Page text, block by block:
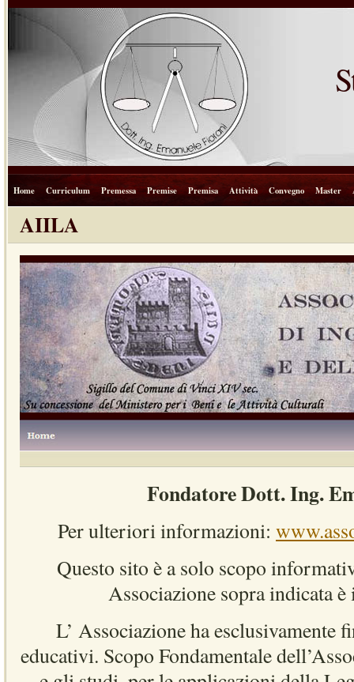
Home Curriculum Premessa Premise Premisa Attività Convegno Master
AIILA
Fondatore Dott. Ing.
Per ulteriori informazioni:
Questo sito è a solo scopo
Associazione sopra indicata
L’ Associazione ha
educativi. Scopo Fondamentale